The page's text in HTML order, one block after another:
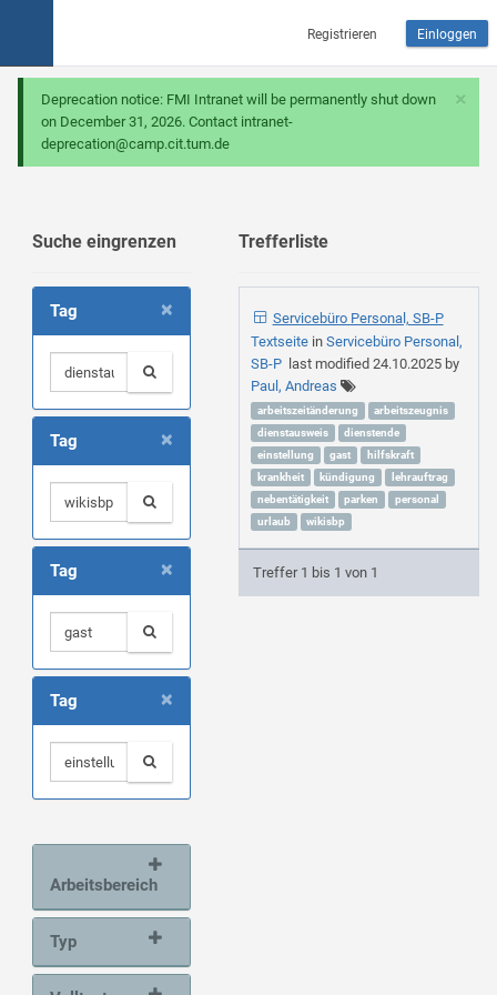
Registrieren Einloggen
×
Deprecation notice: FMI Intranet will be permanently shut down
on December 31, 2026. Contact intranet-
deprecation@camp.cit.tum.de
Suche eingrenzen
×
Tag
×
Tag
×
Tag
×
Tag
Arbeitsbereich
Typ
Trefferliste
Servicebüro Personal, SB-P
Textseite in Servicebüro Personal,
SB-Plast modified 24.10.2025by
Paul, Andreas
arbeitszeitänderung
arbeitszeugnis
dienstausweis
dienstende
einstellung
gast
hilfskraft
krankheit
kündigung
lehrauftrag
nebentätigkeit
parken
personal
urlaub
wikisbp
Treffer 1 bis 1 von 1